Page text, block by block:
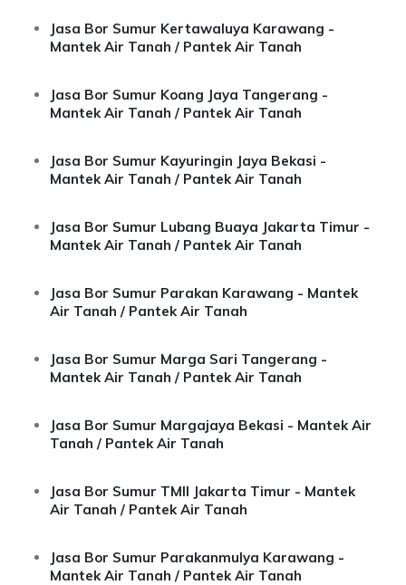
Jasa Bor Sumur Kertawaluya Karawang -
Mantek Air Tanah / Pantek Air Tanah
Jasa Bor Sumur Koang Jaya Tangerang -
Mantek Air Tanah / Pantek Air Tanah
Jasa Bor Sumur Kayuringin Jaya Bekasi -
Mantek Air Tanah / Pantek Air Tanah
Jasa Bor Sumur Lubang Buaya Jakarta Timur -
Mantek Air Tanah / Pantek Air Tanah
Jasa Bor Sumur Parakan Karawang - Mantek
Air Tanah / Pantek Air Tanah
Jasa Bor Sumur Marga Sari Tangerang -
Mantek Air Tanah / Pantek Air Tanah
Jasa Bor Sumur Margajaya Bekasi - Mantek Air
Tanah / Pantek Air Tanah
Jasa Bor Sumur TMII Jakarta Timur - Mantek
Air Tanah / Pantek Air Tanah
Jasa Bor Sumur Parakanmulya Karawang -
Mantek Air Tanah / Pantek Air Tanah